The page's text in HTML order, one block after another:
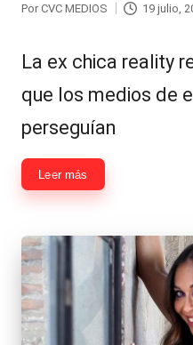
Por CVC MEDIOS 19 julio,
La ex chica reality
que los medios de
perseguían
Leer más